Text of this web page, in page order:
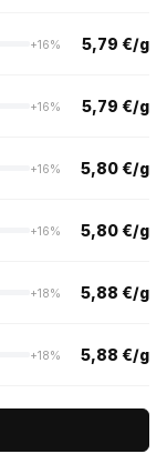
+16% 5,79 €/g
+16% 5,79 €/g
+16% 5,80 €/g
+16% 5,80 €/g
+18% 5,88 €/g
+18% 5,88 €/g